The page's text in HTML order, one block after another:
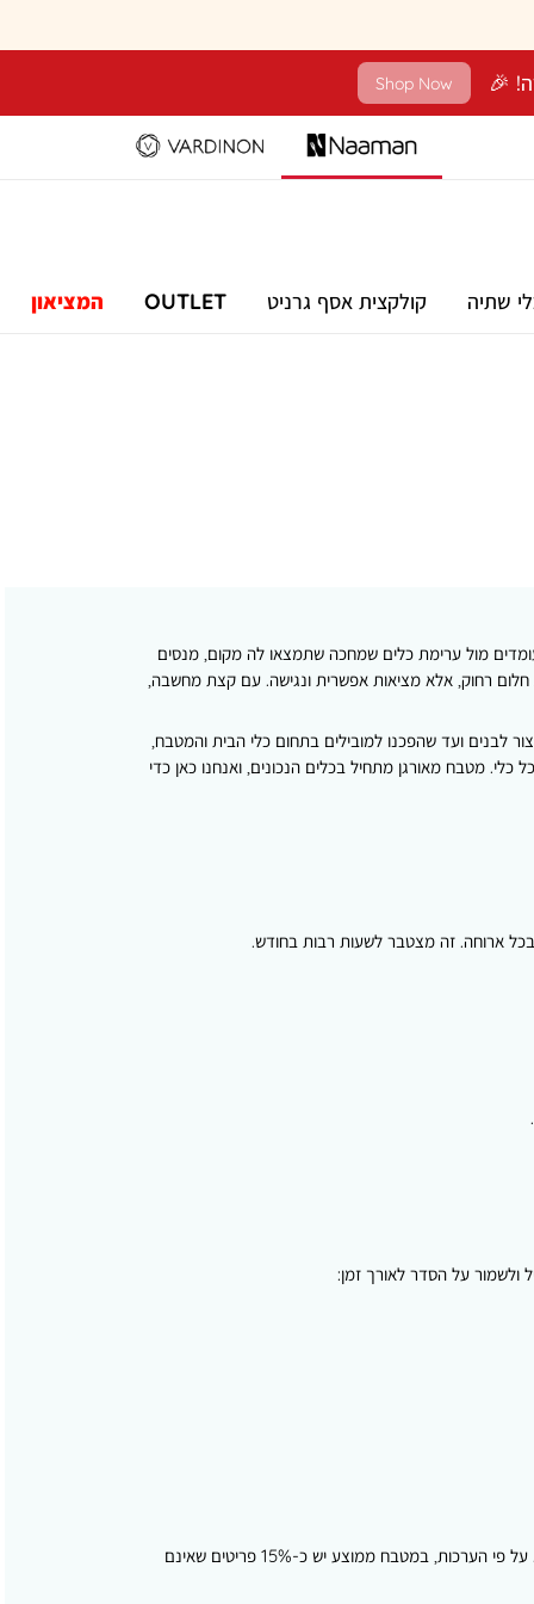
Shop Now
שתיה קולקצית אסף גרניט OUTLET המציאון
מול ערימת כלים שמחכה שתמצאו לה מקום, מנסים
רחוק, אלא מציאות אפשרית ונגישה. עם קצת מחשבה,
לבנים ועד שהפכנו למובילים בתחום כלי הבית והמטבח,
מטבח מאורגן מתחיל בכלים הנכונים, ואנחנו כאן כדי
ולשמור על הסדר לאורך זמן:
כלי פלסטיק ללא מכסה, סירים שרופים, כלים סדוקים, פריטים שהתמלאו חלודה, כלי מטבח כפולים ללא צורך (למשל, חמישה פותחני בקבוקים). על פי הערכות, במטבח ממוצע יש כ-15% פריטים שאינם